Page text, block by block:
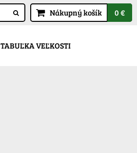
Nákupný košík 0 €
TABUĽKA VEĽKOSTI